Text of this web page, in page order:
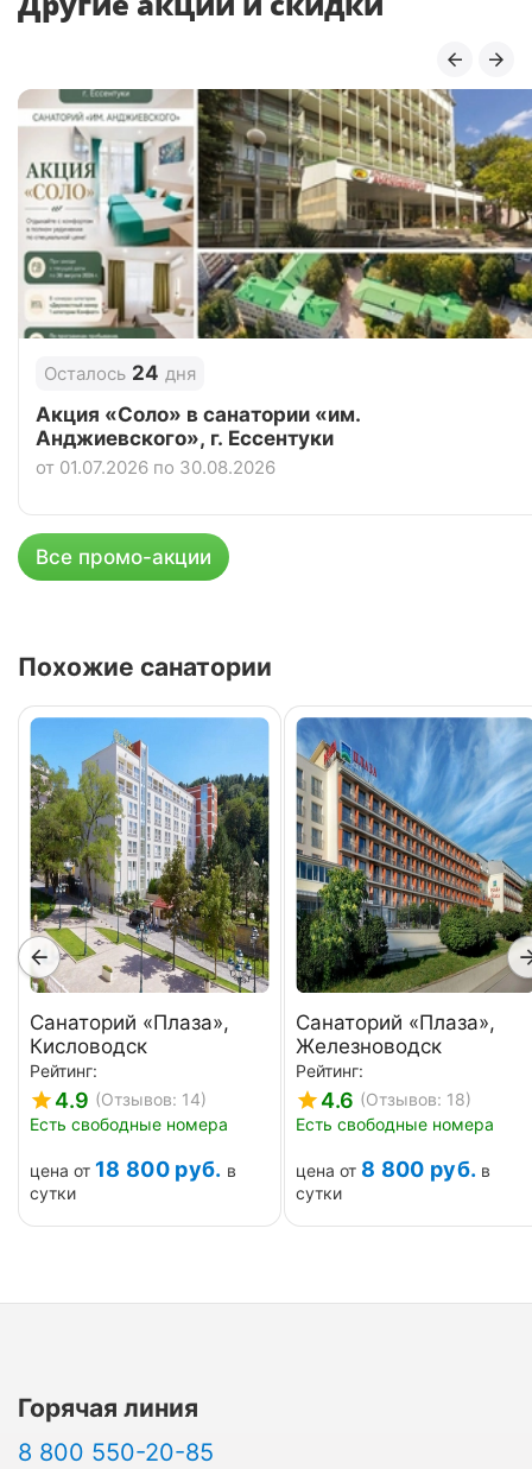
Осталось 24 дня
Акция «Соло» в санатории «им.
Анджиевского», г. Ессентуки
от 01.07.2026 по 30.08.2026
Все промо-акции
Похожие санатории
Санаторий «Плаза»,
Кисловодск
Рейтинг:
4.9 (Отзывов: 14)
Есть свободные номера
цена от 18 800 руб. в
сутки
Санаторий «Плаза»,
Железноводск
Рейтинг:
4.6 (Отзывов: 18)
Есть свободные номера
цена от 8 800 руб. в
сутки
Горячая линия
8 800 550-20-85